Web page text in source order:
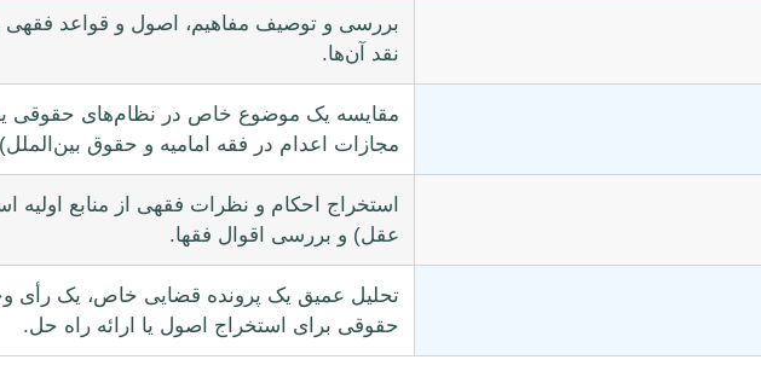
بررسی و توصیف مفاهیم، اصول و قواعد
نقد آن‌ها.
مقایسه یک موضوع خاص در نظام‌های حقوقی
مجازات اعدام در فقه امامیه و حقوق
استخراج احکام و نظرات فقهی از منابع اولیه
عقل) و بررسی اقوال فقها.
تحلیل عمیق یک پرونده قضایی خاص، یک رأی
حقوقی برای استخراج اصول یا ارائه راه حل.